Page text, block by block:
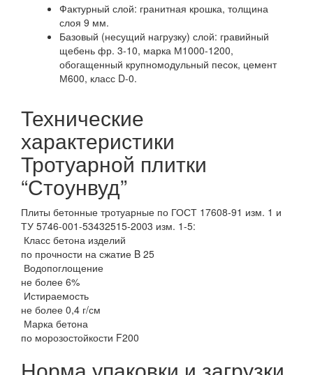
Фактурный слой: гранитная крошка, толщина
слоя 9 мм.
Базовый (несущий нагрузку) слой: гравийный
щебень фр. 3-10, марка М1000-1200,
обогащенный крупномодульный песок, цемент
М600, класс D-0.
Технические
характеристики
Тротуарной плитки
“Стоунвуд”
Плиты бетонные тротуарные по ГОСТ 17608-91 изм. 1 и
ТУ 5746-001-53432515-2003 изм. 1-5:
Класс бетона изделий
по прочности на сжатие B 25
Водопоглощение
не более 6%
Истираемость
не более 0,4 г/см
Марка бетона
по морозостойкости F200